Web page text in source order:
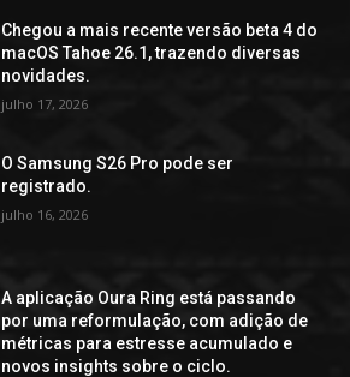
Chegou a mais recente versão beta 4 do
macOS Tahoe 26.1, trazendo diversas
novidades.
julho 17, 2026
O Samsung S26 Pro pode ser
registrado.
julho 16, 2026
A aplicação Oura Ring está passando
por uma reformulação, com adição de
métricas para estresse acumulado e
novos insights sobre o ciclo.